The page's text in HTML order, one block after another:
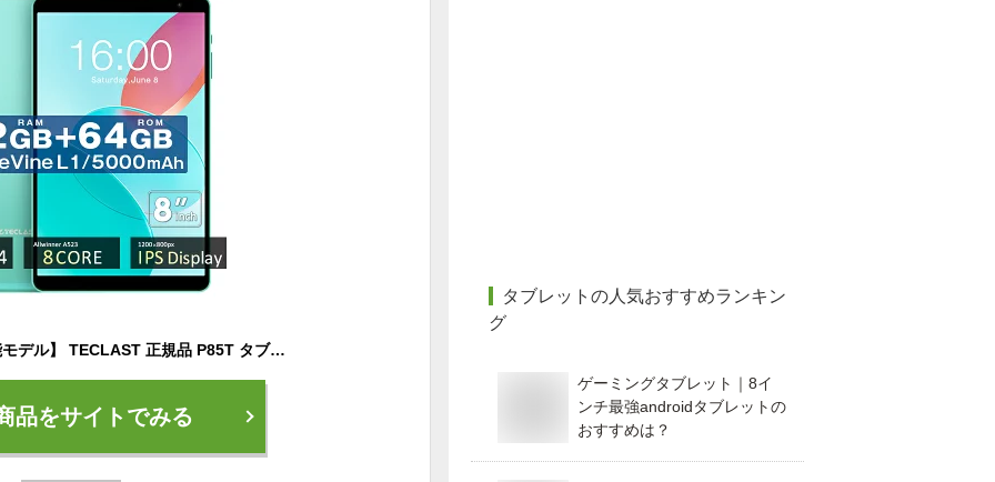
【軽量8インチ/高性能モデル】 TECLAST 正規品 P85T タブレット キッズ 子供 8インチ キッズ 12GBRAM 64GB オクタコア 8コア Wi-Fi6 WidevineL1 wi-fi android タブレット端末 PC Wi-Fiモデル タブレットPC キッズ 本体 新品 wi-fiモデル ゲーム 子供 アンドロイド
品をサイトでみる
タブレット の人気おすすめランキン
グ
ゲーミングタブレット｜8イ
ンチ最強androidタブレットの
おすすめは？